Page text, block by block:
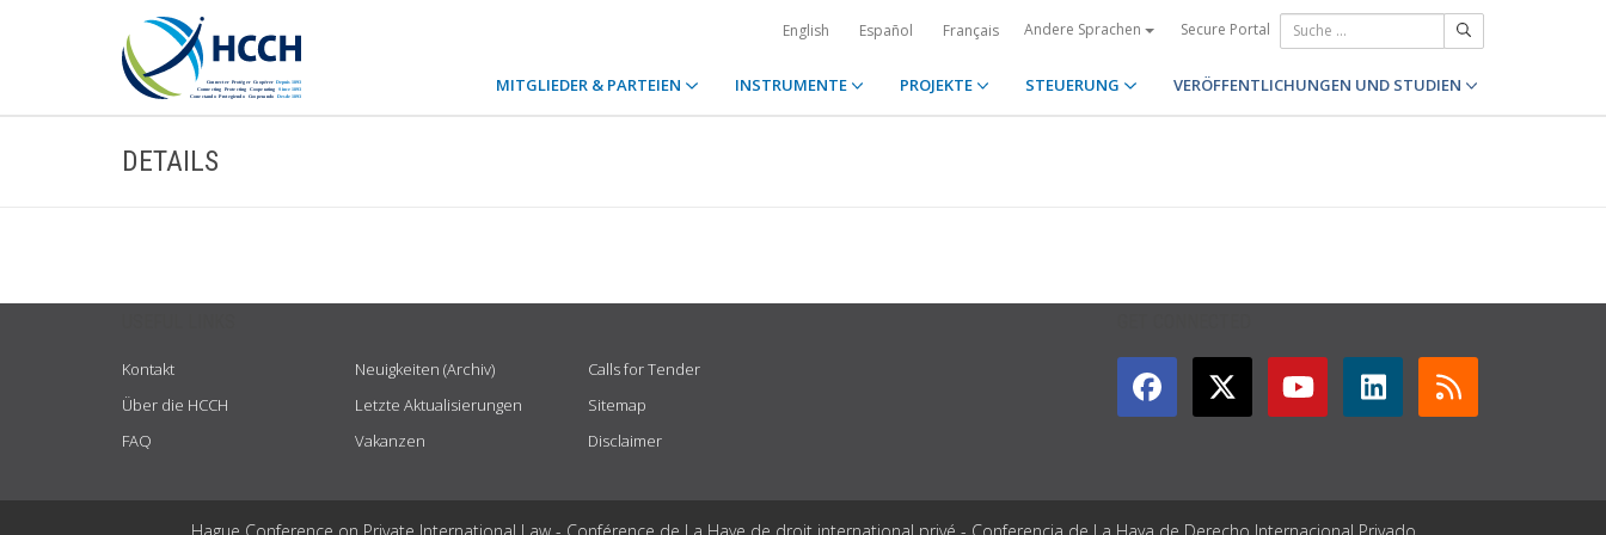
English Español Français Andere Sprachen Secure Portal
MITGLIEDER & PARTEIEN INSTRUMENTE PROJEKTE STEUERUNG VERÖFFENTLICHUNGEN UND STUDIEN
DETAILS
Kontakt
Über die HCCH
FAQ
Neuigkeiten (Archiv)
Letzte Aktualisierungen
Vakanzen
Calls for Tender
Sitemap
Disclaimer